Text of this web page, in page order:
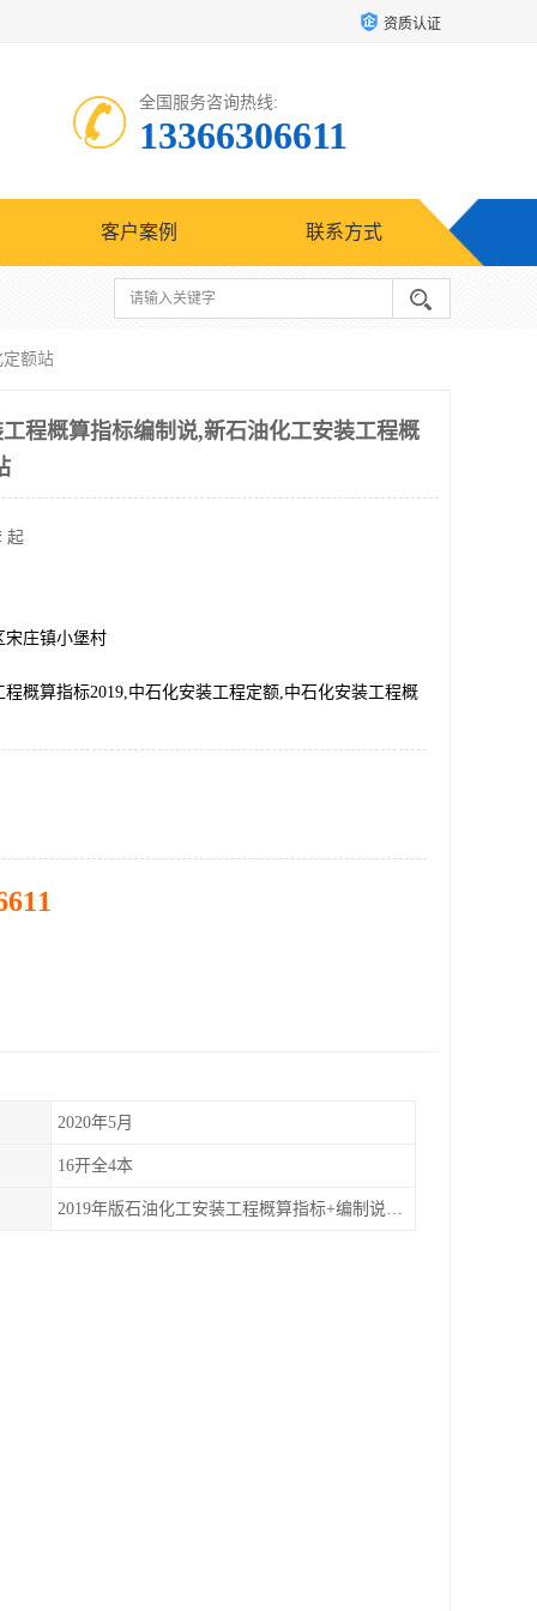
资质认证
全国服务咨询热线:
13366306611
客户案例 联系方式
定额站
程概算指标编制说,新石油化工安装工程概
起
宋庄镇小堡村
程概算指标2019,中石化安装工程定额,中石化安装工程概
2020年5月
16开全4本
2019年版石油化工安装工程概算指标+编制说明+工程主材费